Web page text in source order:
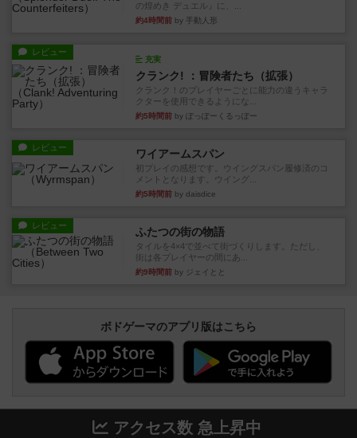
の煌めき デュエル』に、...
約4時間前 by 手動人形
レビュー
充実
クランク! ：冒険者たち（拡張）
クランク！のプレイヤーごとに能力の違うキャラ
クターを使用できるようにな...
約5時間前 by ぽっぽーくるっぽー
レビュー ワイアームスパン
初プレイの感想です。ウイングスパン履修済のコ
メントとなります。ウイング...
約5時間前 by daisdice
レビュー ふたつの街の物語
タイルを4×4で並べて街づくりします。ただし、
街は各プレイヤーの間にあ...
約9時間前 by ジェイとと
ボドゲーマのアプリ版はこちら
アクセス数 急上昇中